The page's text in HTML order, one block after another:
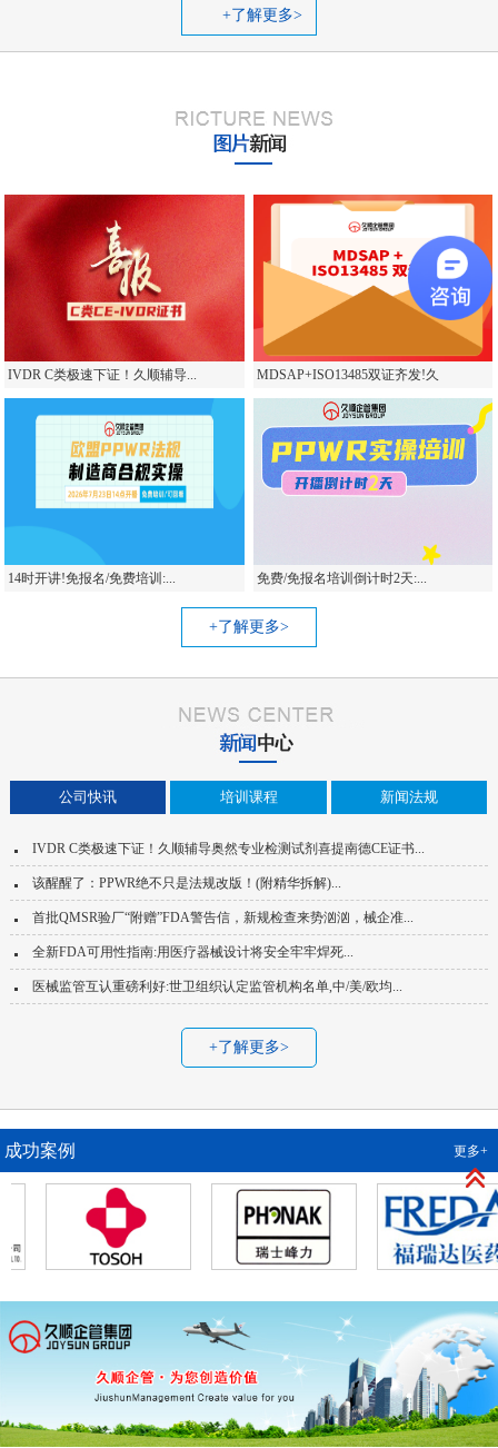
+了解更多>
IVDR C类极速下证！久顺辅导... MDSAP+ISO13485双证齐发!久
14时开讲!免报名/免费培训:... 免费/免报名培训倒计时2天:...
+了解更多>
公司快讯 培训课程 新闻法规
IVDR C类极速下证！久顺辅导奥然专业检测试剂喜提南德CE证书...
该醒醒了：PPWR绝不只是法规改版！(附精华拆解)...
首批QMSR验厂“附赠”FDA警告信，新规检查来势汹汹，械企准...
全新FDA可用性指南:用医疗器械设计将安全牢牢焊死...
医械监管互认重磅利好:世卫组织认定监管机构名单,中/美/欧均...
+了解更多>
成功案例 更多+